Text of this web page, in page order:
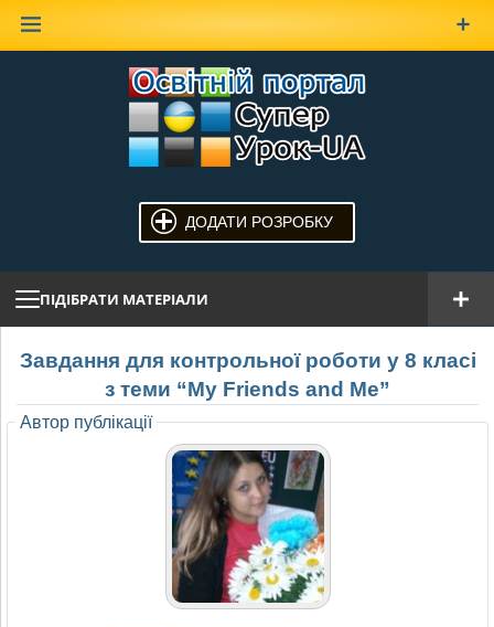
ДОДАТИ РОЗРОБКУ
ПІДІБРАТИ МАТЕРІАЛИ
Завдання для контрольної роботи у 8 класі
з теми “My Friends and Me”
Автор публікації